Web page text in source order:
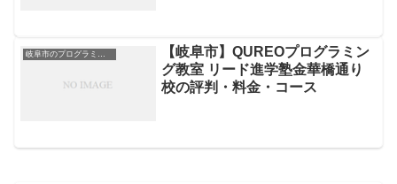
【岐阜市】QUREOプログラミン
グ教室 リード進学塾金華橋通り
校の評判・料金・コース